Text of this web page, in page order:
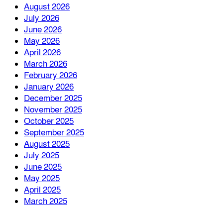
August 2026
July 2026
June 2026
May 2026
April 2026
March 2026
February 2026
January 2026
December 2025
November 2025
October 2025
September 2025
August 2025
July 2025
June 2025
May 2025
April 2025
March 2025